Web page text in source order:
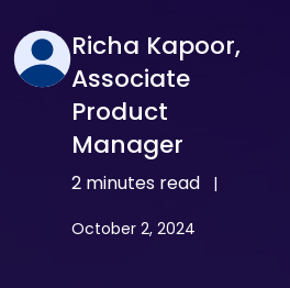
Richa Kapoor,
Associate
Product
Manager
2 minutes read |
October 2, 2024